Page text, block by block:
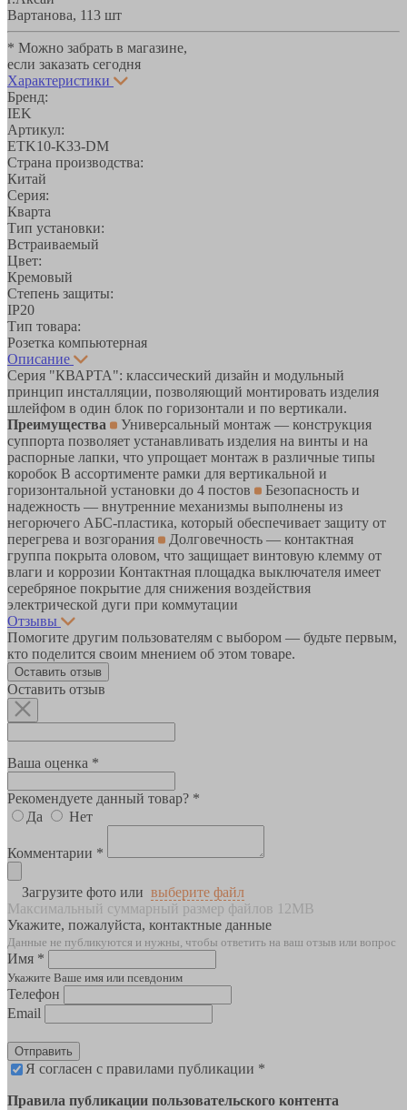
Вартанова, 113 шт
* Можно забрать в магазине,
если заказать сегодня
Характеристики
Бренд:
IEK
Артикул:
ETK10-K33-DM
Страна производства:
Китай
Серия:
Кварта
Тип установки:
Встраиваемый
Цвет:
Кремовый
Степень защиты:
IP20
Тип товара:
Розетка компьютерная
Описание
Серия "КВАРТА": классический дизайн и модульный
принцип инсталляции, позволяющий монтировать изделия
шлейфом в один блок по горизонтали и по вертикали.
Преимущества
Универсальный монтаж — конструкция
суппорта позволяет устанавливать изделия на винты и на
распорные лапки, что упрощает монтаж в различные типы
коробок В ассортименте рамки для вертикальной и
горизонтальной установки до 4 постов
Безопасность и
надежность — внутренние механизмы выполнены из
негорючего АБС-пластика, который обеспечивает защиту от
перегрева и возгорания
Долговечность — контактная
группа покрыта оловом, что защищает винтовую клемму от
влаги и коррозии Контактная площадка выключателя имеет
серебряное покрытие для снижения воздействия
электрической дуги при коммутации
Отзывы
Помогите другим пользователям с выбором — будьте первым,
кто поделится своим мнением об этом товаре.
Оставить отзыв
Оставить отзыв
Ваша оценка *
Рекомендуете данный товар? *
Да
Нет
Комментарии *
Загрузите фото или выберите файл
Максимальный суммарный размер файлов 12MB
Укажите, пожалуйста, контактные данные
Данные не публикуются и нужны, чтобы ответить на ваш отзыв или вопрос
Имя *
Укажите Ваше имя или псевдоним
Телефон
Email
Отправить
Я согласен с правилами публикации *
Правила публикации пользовательского контента